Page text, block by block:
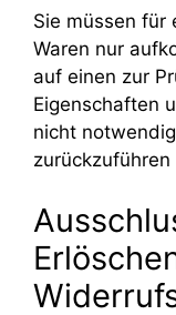
Sie müssen für
Waren nur
auf einen zur
Eigenschaften
nicht
zurückzuführen